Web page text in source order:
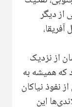
از دیگر
از نزدیک
که همیشه به
نفوذ‌ نیاکان
این